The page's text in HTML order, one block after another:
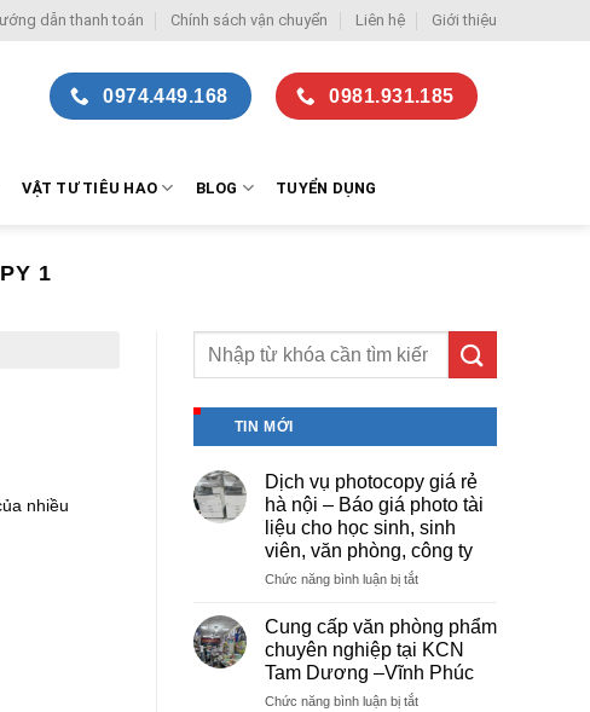
dẫn thanh toán Chính sách vận chuyển Liên hệ Giới thiệu
0974.449.168 0981.931.185
VẬT TƯ TIÊU HAO BLOG TUYỂN DỤNG
1
nhiều
TIN MỚI
Dịch vụ photocopy giá rẻ
hà nội – Báo giá photo tài
liệu cho học sinh, sinh
viên, văn phòng, công ty
Chức năng bình luận bị tắtở
vụ
photocopy
giá
rẻ
hà
Cung cấp văn phòng phẩm
chuyên nghiệp tại KCN
Tam Dương –Vĩnh Phúc
Chức năng bình luận bị tắtở